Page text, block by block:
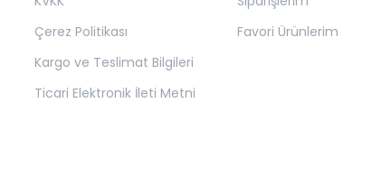
Çerez Politikası
Kargo ve Teslimat Bilgileri
Ticari Elektronik İleti Metni
Favori Ürünlerim